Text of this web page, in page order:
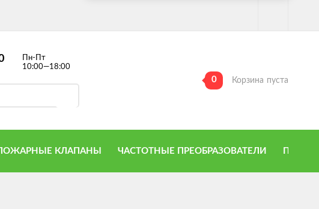
Пн-Пт
10:00—18:00
0 Корзина пуста
КЛАПАНЫ ЧАСТОТНЫЕ ПРЕОБРАЗОВАТЕЛИ